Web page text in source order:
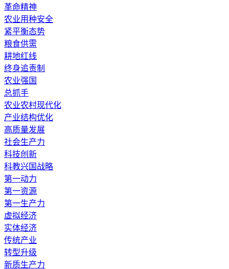
革命精神
农业用种安全
紧平衡态势
粮食供需
耕地红线
终身追责制
农业强国
总抓手
农业农村现代化
产业结构优化
高质量发展
社会生产力
科技创新
科教兴国战略
第一动力
第一资源
第一生产力
虚拟经济
实体经济
传统产业
转型升级
新质生产力